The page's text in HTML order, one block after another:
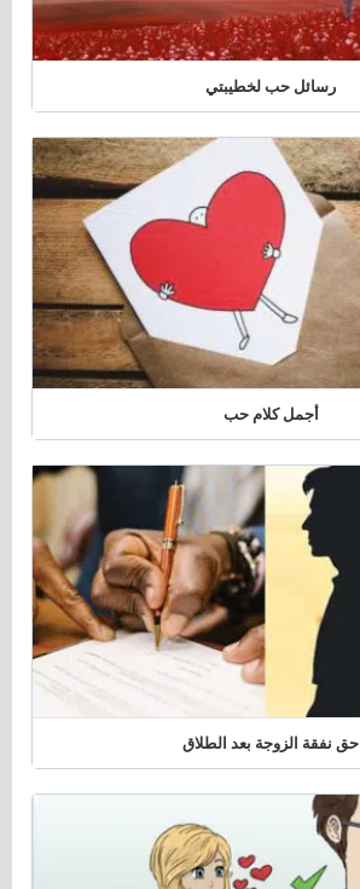
رسائل حب لخطيبتي
أجمل كلام حب
حق نفقة الزوجة بعد الطلاق